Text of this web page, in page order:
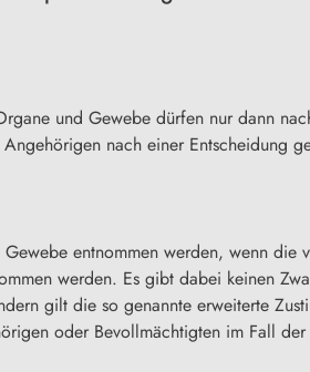
und Gewebe dürfen nur dann
nach einer Entscheidung
entnommen werden, wenn
werden. Es gibt dabei keinen
gilt die so genannte erweiterte
oder Bevollmächtigten im Fall